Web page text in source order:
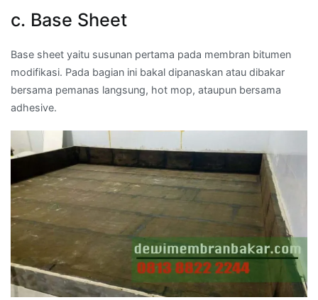
c. Base Sheet
Base sheet yaitu susunan pertama pada membran bitumen
modifikasi. Pada bagian ini bakal dipanaskan atau dibakar
bersama pemanas langsung, hot mop, ataupun bersama
adhesive.